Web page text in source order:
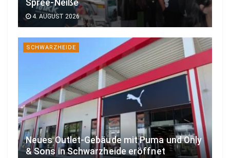
Spree-Neiße
4. AUGUST 2026
SCHWARZHEIDE
Neues Outlet-Gebäude mit Puma und Only
& Sons in Schwarzheide eröffnet